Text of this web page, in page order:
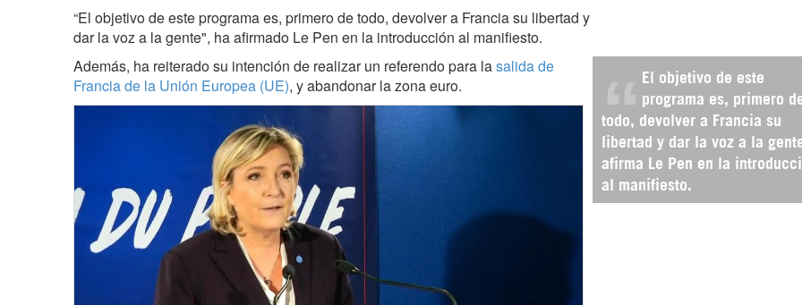
“El objetivo de este programa es, primero de todo, devolver a Francia su libertad y
dar la voz a la gente", ha afirmado Le Pen en la introducción al manifiesto.
El objetivo de este
programa es, primero
todo, devolver a Francia su
libertad y dar la voz a la
afirma Le Pen en la
al manifiesto.
Además, ha reiterado su intención de realizar un referendo para lasalida de
Francia de la Unión Europea (UE), y abandonar la zona euro.